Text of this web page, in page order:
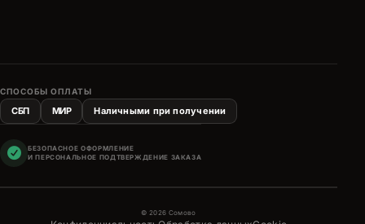
СПОСОБЫ ОПЛАТЫ
СБП МИР Наличными при получении
БЕЗОПАСНОЕ ОФОРМЛЕНИЕ
И ПЕРСОНАЛЬНОЕ ПОДТВЕРЖДЕНИЕ ЗАКАЗА
© 2026 Сомово